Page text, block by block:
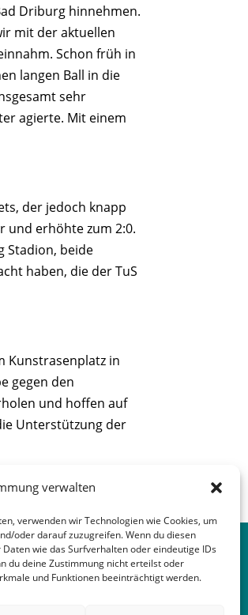
verwalten
verwenden wir Technologien wie Cookies, um
oder darauf zuzugreifen. Wenn du diesen
wie das Surfverhalten oder eindeutige IDs
du deine Zustimmung nicht erteilst oder
und Funktionen beeinträchtigt werden.
Driburg hinnehmen.
mit der aktuellen
Schon früh in
langen Ball in die
sehr
agierte. Mit einem
der jedoch knapp
und erhöhte zum 2:0.
Stadion, beide
haben, die der TuS
Kunstrasenplatz in
gegen den
und hoffen auf
Unterstützung der